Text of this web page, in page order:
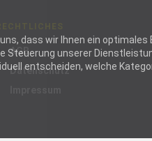
dass wir Ihnen ein
Steuerung unserer
entscheiden, welche
AGB
Datenschutz